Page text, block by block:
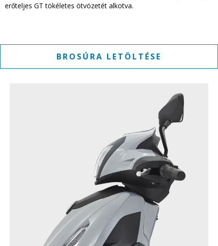
erőteljes GT tökéletes ötvözetét alkotva.
BROSÚRA LETÖLTÉSE